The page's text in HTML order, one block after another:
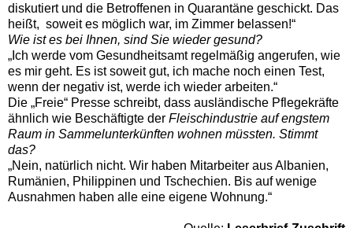
diskutiert und die Betroffenen in Quarantäne geschickt. Das
heißt, soweit es möglich war, im Zimmer belassen!“
Wie ist es bei Ihnen, sind Sie wieder gesund?
„Ich werde vom Gesundheitsamt regelmäßig angerufen, wie
es mir geht. Es ist soweit gut, ich mache noch einen Test,
wenn der negativ ist, werde ich wieder arbeiten.“
Die „Freie“ Presse schreibt, dass ausländische Pflegekräfte
ähnlich wie Beschäftigte der Fleischindustrie auf engstem
Raum in Sammelunterkünften wohnen müssten. Stimmt
das?
„Nein, natürlich nicht. Wir haben Mitarbeiter aus Albanien,
Rumänien, Philippinen und Tschechien. Bis auf wenige
Ausnahmen haben alle eine eigene Wohnung.“